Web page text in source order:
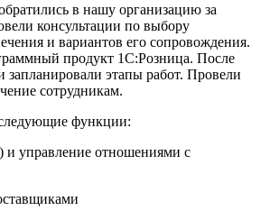
в нашу организацию за
консультации по выбору
и вариантов его сопровождения.
продукт 1С:Розница. После
запланировали этапы работ. Провели
сотрудникам.
функции:
и управление отношениями с